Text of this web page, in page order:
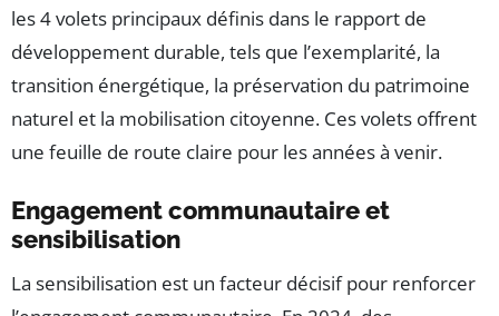
les 4 volets principaux définis dans le rapport de
développement durable, tels que l’exemplarité, la
transition énergétique, la préservation du patrimoine
naturel et la mobilisation citoyenne. Ces volets offrent
une feuille de route claire pour les années à venir.
Engagement communautaire et
sensibilisation
La sensibilisation est un facteur décisif pour renforcer